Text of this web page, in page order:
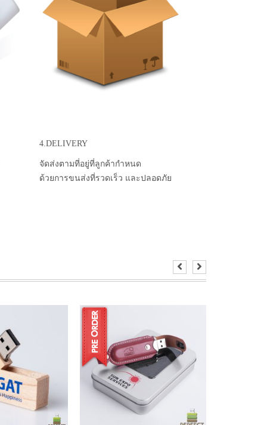
4.DELIVERY
จัดส่งตามที่อยู่ที่ลูกค้ากำหนด
ด้วยการขนส่งที่รวดเร็ว และปลอดภัย